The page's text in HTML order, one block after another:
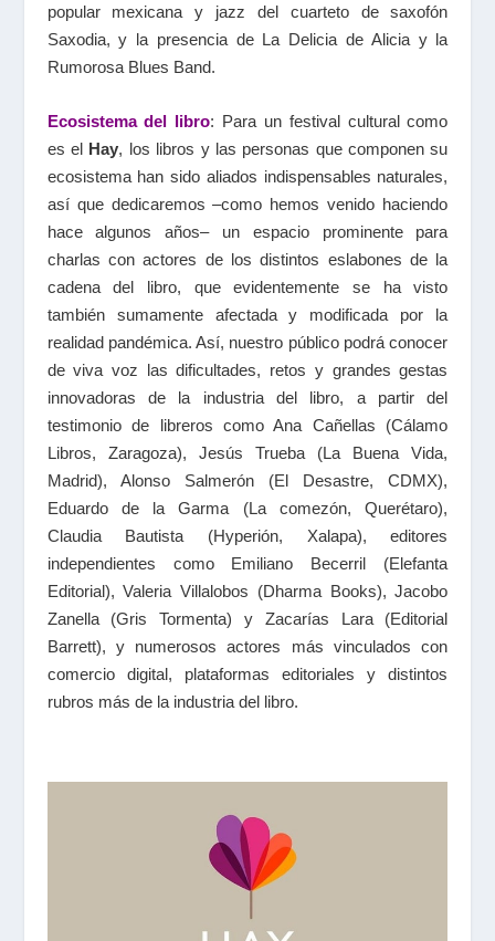
popular mexicana y jazz del cuarteto de saxofón
Saxodia, y la presencia de La Delicia de Alicia y la
Rumorosa Blues Band.
Ecosistema del libro: Para un festival cultural como
es el Hay, los libros y las personas que componen su
ecosistema han sido aliados indispensables naturales,
así que dedicaremos –como hemos venido haciendo
hace algunos años– un espacio prominente para
charlas con actores de los distintos eslabones de la
cadena del libro, que evidentemente se ha visto
también sumamente afectada y modificada por la
realidad pandémica. Así, nuestro público podrá conocer
de viva voz las dificultades, retos y grandes gestas
innovadoras de la industria del libro, a partir del
testimonio de libreros como Ana Cañellas (Cálamo
Libros, Zaragoza), Jesús Trueba (La Buena Vida,
Madrid), Alonso Salmerón (El Desastre, CDMX),
Eduardo de la Garma (La comezón, Querétaro),
Claudia Bautista (Hyperión, Xalapa), editores
independientes como Emiliano Becerril (Elefanta
Editorial), Valeria Villalobos (Dharma Books), Jacobo
Zanella (Gris Tormenta) y Zacarías Lara (Editorial
Barrett), y numerosos actores más vinculados con
comercio digital, plataformas editoriales y distintos
rubros más de la industria del libro.